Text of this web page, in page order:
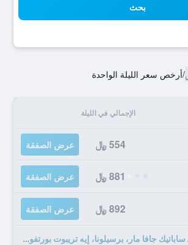
بحث
/أرخص سعر الليلة الواحدة
الإجمالي في الليلة
554 ﷼ عرض الصفقة
881 ﷼ عرض الصفقة
892 ﷼ عرض الصفقة
26 صفقة إضافية لـ ساباتيك جافا مار، برسيلونا، إيه تريبوت بورتفوليو هوتل